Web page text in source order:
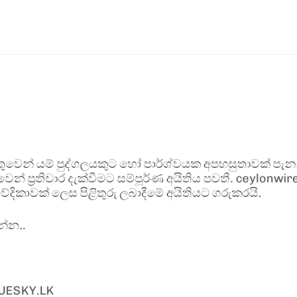
යම් පුද්ගලයකුට හෝ පාර්ශ්වයක අපහසුතාවක්
ප්‍රතිචාර දැක්වීමට සම්පූර්ණ අයිතිය පවතී.
ලෙස පිළිතුරු ලබාදීමේ අයිතියට ගරුකරයි.